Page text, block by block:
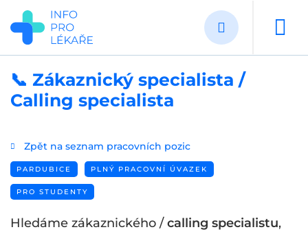
Přejít
hlavnímu
obsahu
📞 Zákaznický specialista /
Calling specialista
Zpět na seznam pracovních pozic
PARDUBICE PLNÝ PRACOVNÍ ÚVAZEK
PRO STUDENTY
Hledáme zákaznického /calling specialistu,